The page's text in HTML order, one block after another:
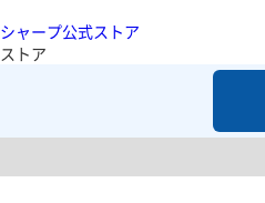
シャープ公式ストア
ストア